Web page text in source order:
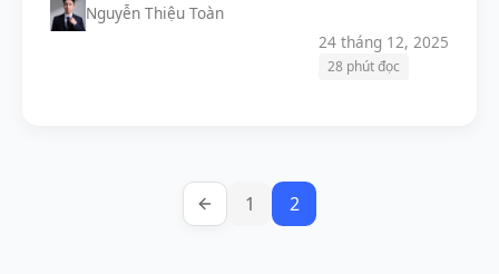
Nguyễn Thiệu Toàn
24 tháng 12, 2025
28 phút đọc
1 2